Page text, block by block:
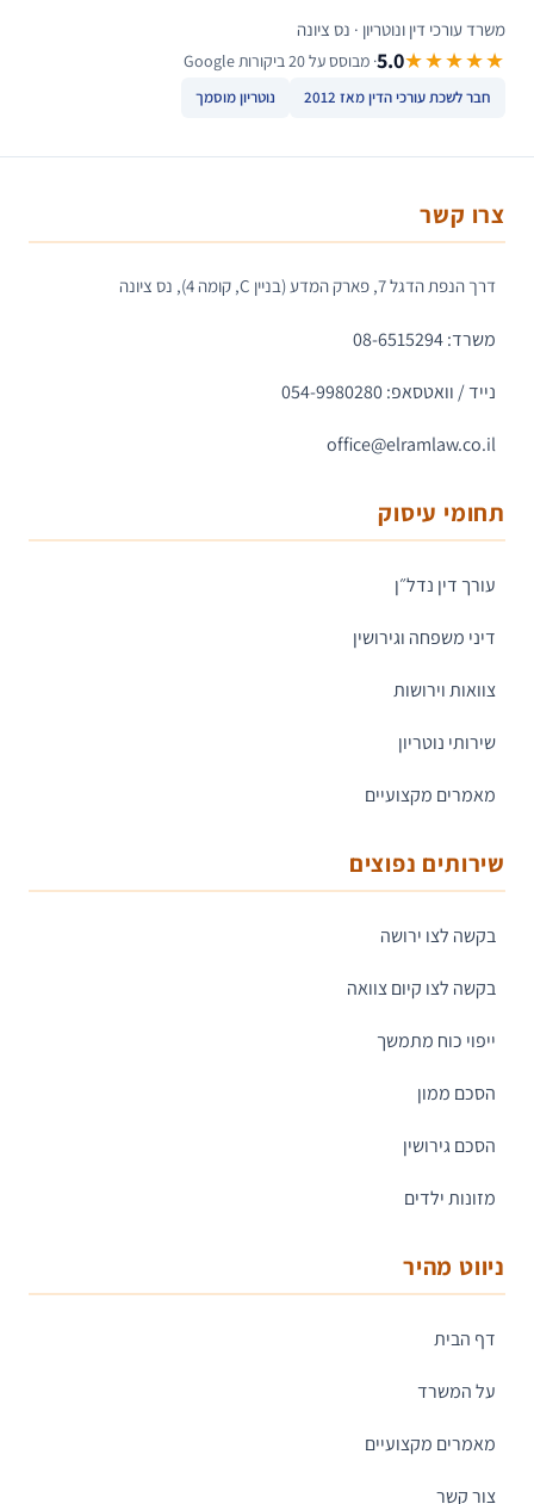
משרד עורכי דין ונוטריון · נס ציונה
★★★★★
5.0· מבוסס על 20 ביקורות Google
חבר לשכת עורכי הדין מאז 2012 נוטריון מוסמך
צרו קשר
דרך הנפת הדגל 7, פארק המדע (בניין C, קומה 4), נס ציונה
משרד: 08-6515294
נייד / וואטסאפ: 054-9980280
office@elramlaw.co.il
תחומי עיסוק
עורך דין נדל״ן
דיני משפחה וגירושין
צוואות וירושות
שירותי נוטריון
מאמרים מקצועיים
שירותים נפוצים
בקשה לצו ירושה
בקשה לצו קיום צוואה
ייפוי כוח מתמשך
הסכם ממון
הסכם גירושין
מזונות ילדים
ניווט מהיר
דף הבית
על המשרד
מאמרים מקצועיים
צור קשר